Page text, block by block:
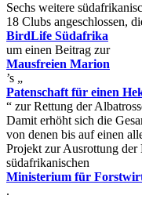
Sechs weitere
18 Clubs angeschlossen,
BirdLife Südafrika
um einen Beitrag zur
Mausfreien Marion
’s „
Patenschaft für einen
“ zur Rettung der
Damit erhöht sich die
von denen bis auf einen
Projekt zur Ausrottung der
südafrikanischen
Ministerium für
.